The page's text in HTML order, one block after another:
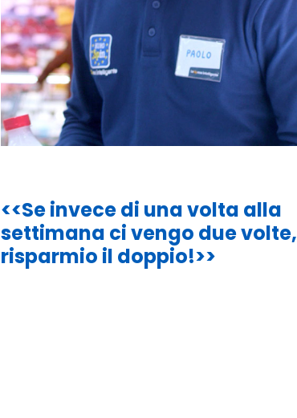
<<Se invece di una volta alla
settimana ci vengo due volte,
risparmio il doppio!>>